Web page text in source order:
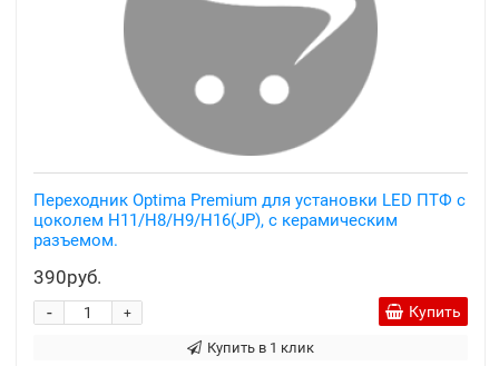
Переходник Optima Premium для установки LED ПТФ с
цоколем H11/H8/H9/H16(JP), с керамическим
разъемом.
390руб.
+
- Купить
Купить в 1 клик